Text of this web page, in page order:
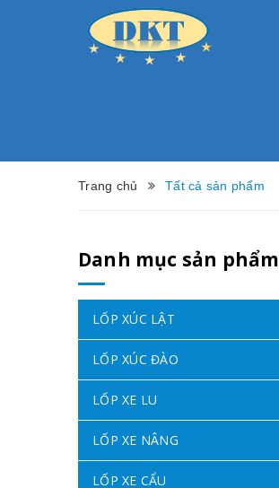
Trang chủ Tất cả sản phẩm
Danh mục sản phẩm
LỐP XÚC LẬT
LỐP XÚC ĐÀO
LỐP XE LU
LỐP XE NÂNG
LỐP XE CẨU